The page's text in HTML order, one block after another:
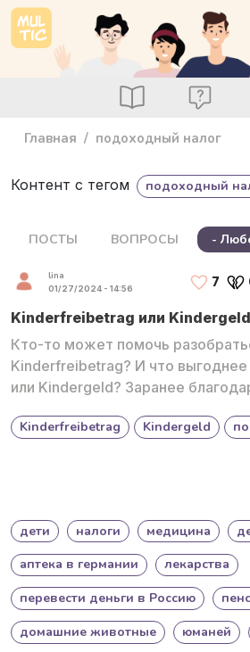
Перейти к основному содержанию
Посты
Главная подоходный налог
Контент с тегом подоходный
ПОСТЫ ВОПРОСЫ -
lina
01/27/2024 - 14:56 7
Kinderfreibetrag или Kindergeld
Кто-то может помочь
Kinderfreibetrag? И что
или Kindergeld? Заранее
Kinderfreibetrag Kindergeld
дети налоги медицина
аптека в германии
лекарства
перевести деньги в Россию
домашние животные
юманей